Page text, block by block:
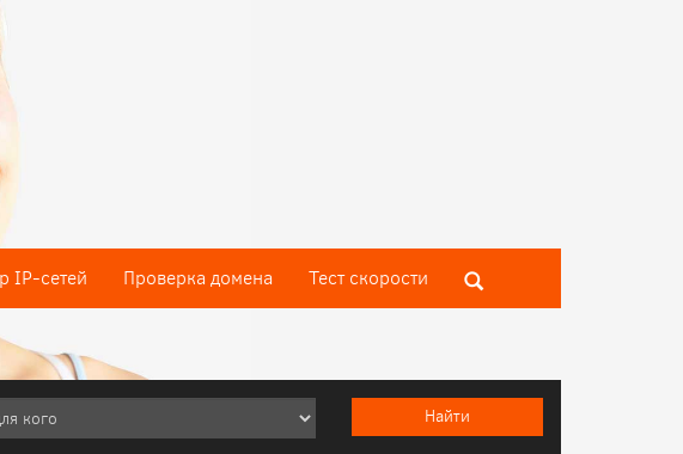
IP-сетей Проверка домена Тест скороcти